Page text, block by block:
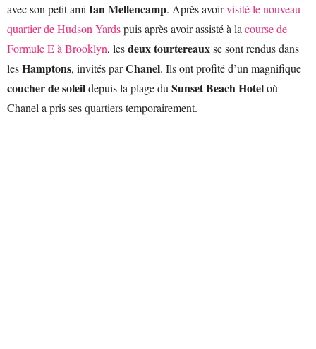
avec son petit ami Ian Mellencamp. Après avoirvisité le nouveau
quartier de Hudson Yardspuis après avoir assisté à la course de
Formule E à Brooklyn, lesdeux tourtereauxse sont rendus dans
lesHamptons, invités parChanel. Ils ont profité d’un magnifique
coucher de soleildepuis la plage du Sunset Beach Hoteloù
Chanel a pris ses quartiers temporairement.